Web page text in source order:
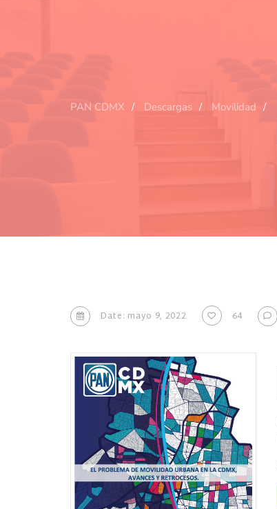
PAN CDMX Descargas Movilidad
Date: mayo 9, 2022 64